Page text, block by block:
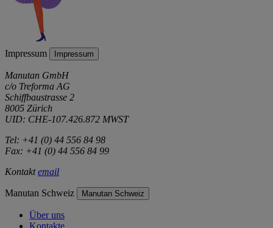
Impressum Impressum
Manutan GmbH
c/o Treforma AG
Schiffbaustrasse 2
8005 Zürich
UID: CHE-107.426.872 MWST
Tel: +41 (0) 44 556 84 98
Fax: +41 (0) 44 556 84 99
Kontaktemail
Manutan Schweiz Manutan Schweiz
Über uns